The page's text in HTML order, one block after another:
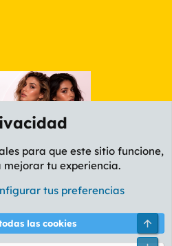
AMARILLO
Política de privacidad Ayuda
para que este sitio funcione,
mejorar tu experiencia.
tus preferencias
las cookies